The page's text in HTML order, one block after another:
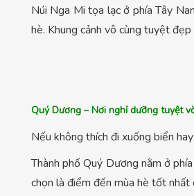
Núi Nga Mi tọa lạc ở phía Tây
hè. Khung cảnh vô cùng tuyệt
Quý Dương – Nơi nghỉ dưỡng tuyệt
Nếu không thích đi xuống biển
Thành phố Quý Dương nằm ở
chọn là điểm đến mùa hè tốt nhất